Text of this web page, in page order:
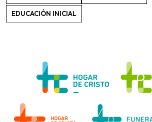
EDUCACIÓN INICIAL